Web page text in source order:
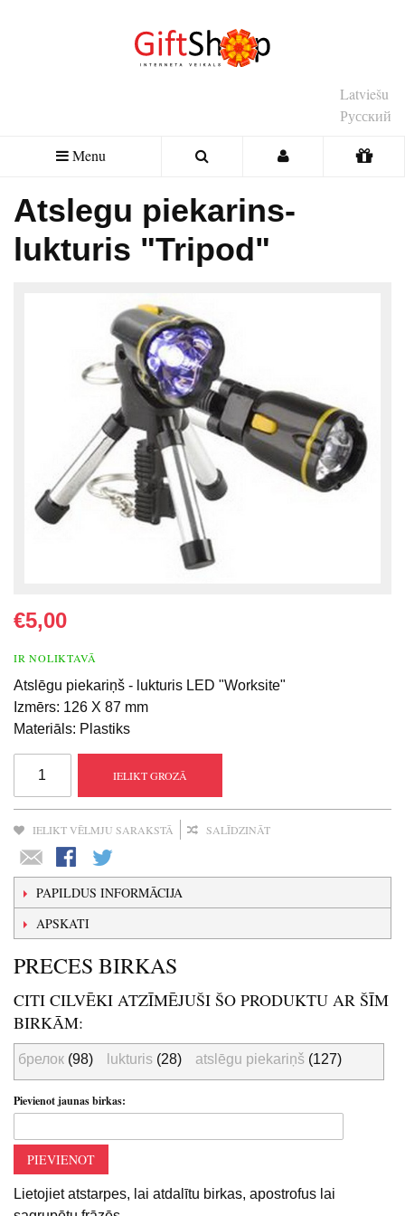
Latviešu
Русский
Menu
Atslegu piekarins-
lukturis "Tripod"
€5,00
IR NOLIKTAVĀ
Atslēgu piekariņš - lukturis LED "Worksite"
Izmērs: 126 Х 87 mm
Materiāls: Plastiks
IELIKT GROZĀ
IELIKT VĒLMJU SARAKSTĀ SALĪDZINĀT
PAPILDUS INFORMĀCIJA
APSKATI
PRECES BIRKAS
CITI CILVĒKI ATZĪMĒJUŠI ŠO PRODUKTU AR ŠĪM
BIRKĀM:
брелок (98) lukturis (28) atslēgu piekariņš (127)
Pievienot jaunas birkas:
PIEVIENOT
Lietojiet atstarpes, lai atdalītu birkas, apostrofus lai